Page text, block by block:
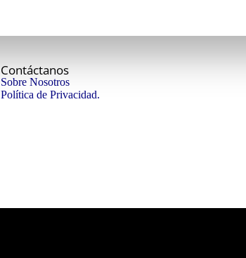
Contáctanos
Sobre Nosotros
Política de Privacidad.